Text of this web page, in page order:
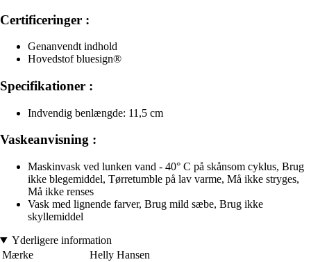
Certificeringer :
Genanvendt indhold
Hovedstof bluesign®
Specifikationer :
Indvendig benlængde: 11,5 cm
Vaskeanvisning :
Maskinvask ved lunken vand - 40° C på skånsom cyklus, Brug
ikke blegemiddel, Tørretumble på lav varme, Må ikke stryges,
Må ikke renses
Vask med lignende farver, Brug mild sæbe, Brug ikke
skyllemiddel
Yderligere information
Mærke
Helly Hansen